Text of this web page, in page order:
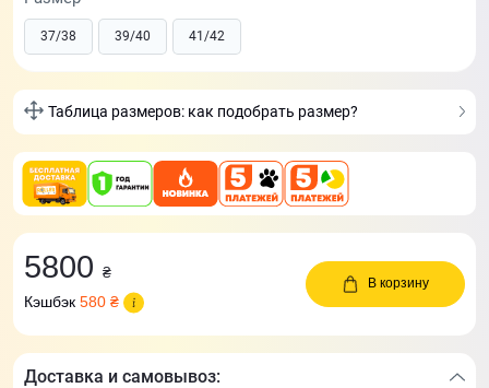
37/38 39/40 41/42
Таблица размеров: как подобрать размер?
5800 ₴
Кэшбэк 580 ₴
В корзину
Доставка и самовывоз: